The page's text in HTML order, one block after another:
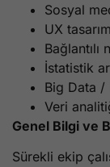
Sosyal
UX
Bağlantılı
İstatistik
Big Data /
Veri
Genel Bilgi ve
Sürekli ekip